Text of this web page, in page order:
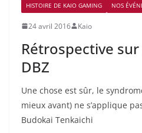
HISTOIRE DE KAIO GAMING NOS
24 avril 2016 Kaio
Rétrospective
DBZ
Une chose est sûr, le
mieux avant) ne s’applique
Budokai Tenkaichi